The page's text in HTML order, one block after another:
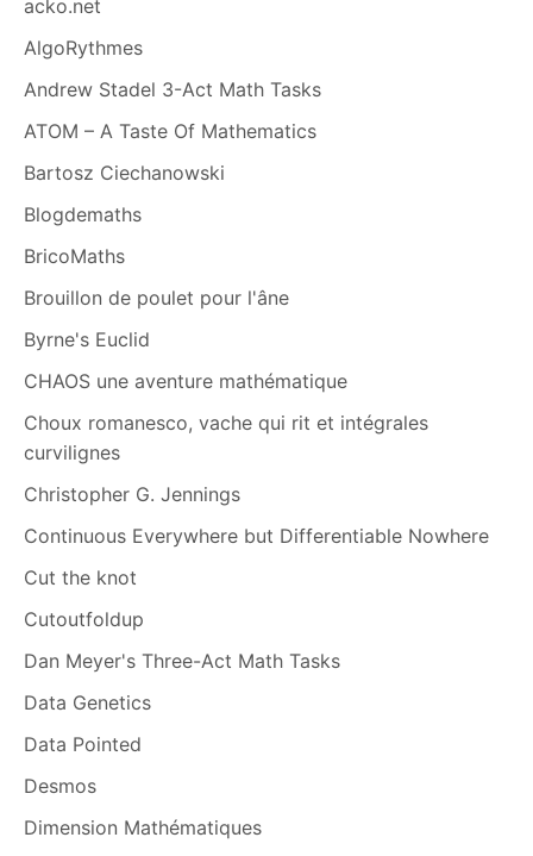
acko.net
AlgoRythmes
Andrew Stadel 3-Act Math Tasks
ATOM – A Taste Of Mathematics
Bartosz Ciechanowski
Blogdemaths
BricoMaths
Brouillon de poulet pour l'âne
Byrne's Euclid
CHAOS une aventure mathématique
Choux romanesco, vache qui rit et intégrales
curvilignes
Christopher G. Jennings
Continuous Everywhere but Differentiable Nowhere
Cut the knot
Cutoutfoldup
Dan Meyer's Three-Act Math Tasks
Data Genetics
Data Pointed
Desmos
Dimension Mathématiques